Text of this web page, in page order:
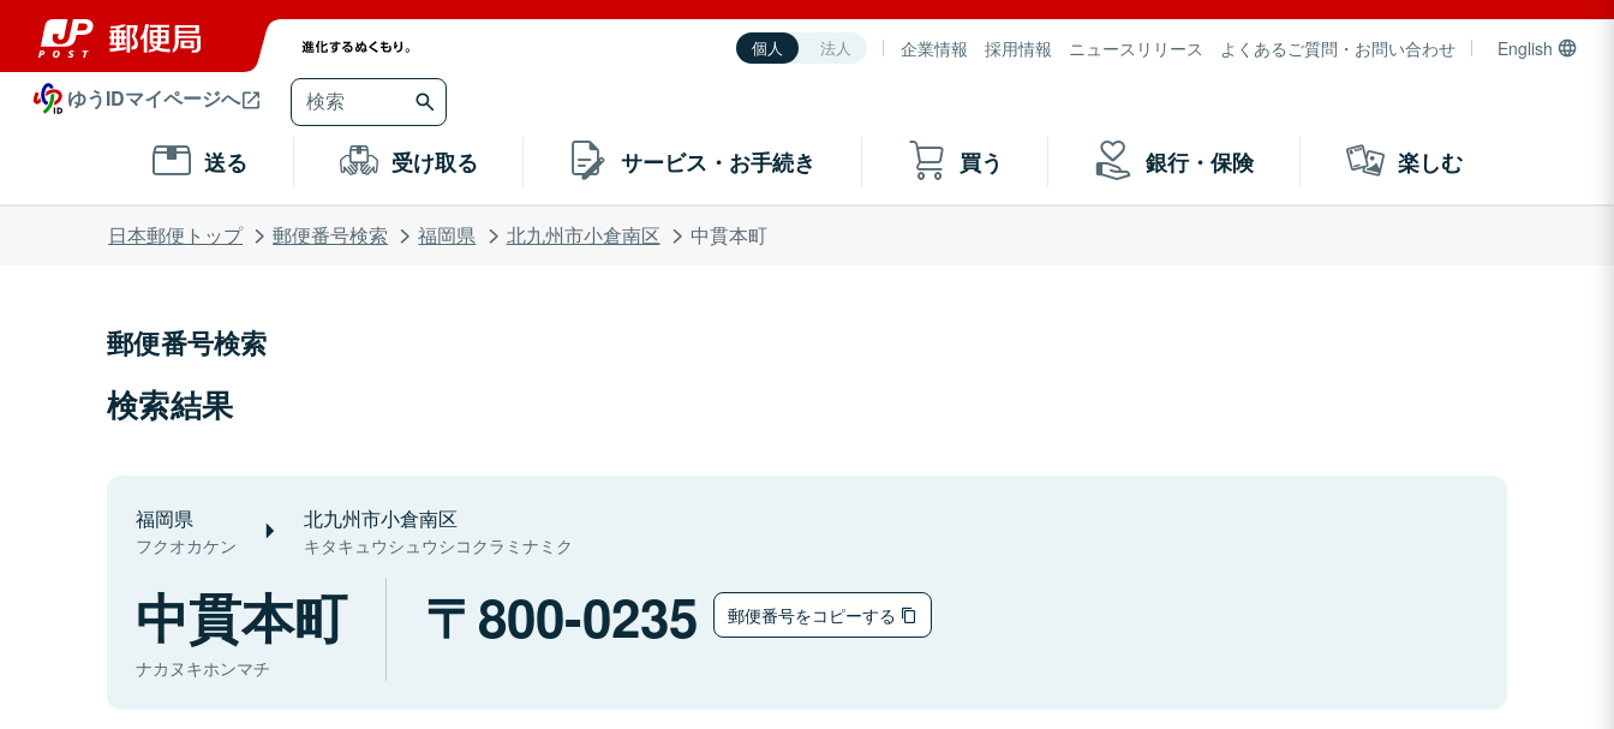
個人 法人 企業情報 採用情報 ニュースリリース よくあるご質問・お問い合わせ English
ゆうIDマイページへ
送る 受け取る サービス・お手続き 買う 銀行・保険 楽しむ
日本郵便トップ 郵便番号検索 福岡県 北九州市小倉南区 中貫本町
郵便番号検索
検索結果
福岡県
フクオカケン
北九州市小倉南区
キタキュウシュウシコクラミナミク
中貫本町
ナカヌキホンマチ
800-0235 郵便番号をコピーする